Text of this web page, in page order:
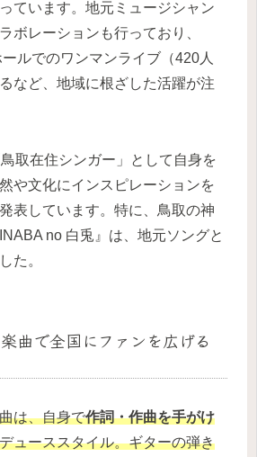
ています。地元ミュージシャン
ボレーションも行っており、
ルでのワンマンライブ（420人
など、地域に根ざした活躍が注
取在住シンガー」として自身を
や文化にインスピレーションを
表しています。特に、鳥取の神
no 白兎』は、地元ソングと
た。
曲で全国にファンを広げる
は、自身で作詞・作曲を手がけ
ューススタイル。ギターの弾き